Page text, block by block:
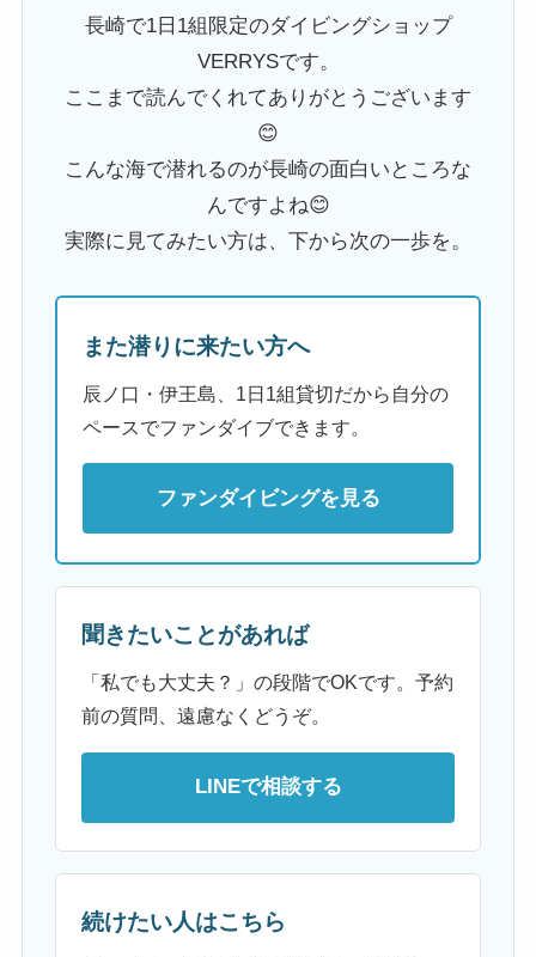
長崎で1日1組限定のダイビングショップ
VERRYSです。
ここまで読んでくれてありがとうございます
😊
こんな海で潜れるのが長崎の面白いところな
んですよね😊
実際に見てみたい方は、下から次の一歩を。
また潜りに来たい方へ
辰ノ口・伊王島、1日1組貸切だから自分の
ペースでファンダイブできます。
ファンダイビングを見る
聞きたいことがあれば
「私でも大丈夫？」の段階でOKです。予約
前の質問、遠慮なくどうぞ。
LINEで相談する
続けたい人はこちら